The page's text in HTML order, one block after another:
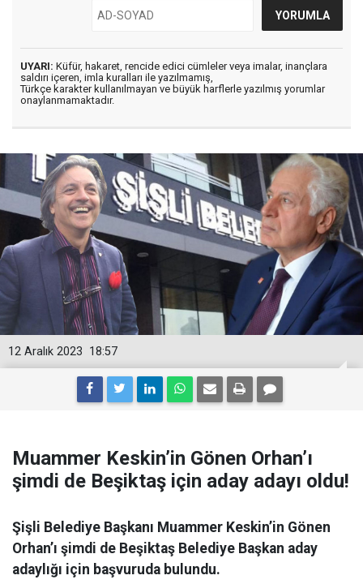
UYARI: Küfür, hakaret, rencide edici cümleler veya imalar, inançlara
saldırı içeren, imla kuralları ile yazılmamış,
Türkçe karakter kullanılmayan ve büyük harflerle yazılmış yorumlar
onaylanmamaktadır.
18:57
12 Aralık 2023
Muammer Keskin’in Gönen Orhan’ı
şimdi de Beşiktaş için aday adayı oldu!
Şişli Belediye Başkanı Muammer Keskin’in Gönen
Orhan’ı şimdi de Beşiktaş Belediye Başkan aday
adaylığı için başvuruda bulundu.